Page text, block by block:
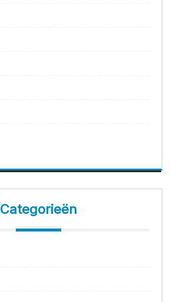
Categorieën